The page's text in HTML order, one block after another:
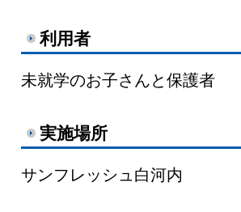
利用者
未就学のお子さんと保護者
実施場所
サンフレッシュ白河内